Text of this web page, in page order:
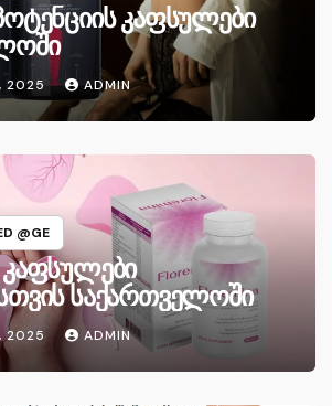
კაფსულები
2025 ADMIN
@GE
საქართველოში
2025 ADMIN